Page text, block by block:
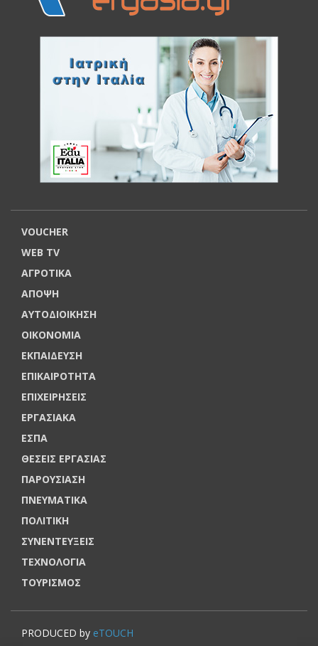
VOUCHER
WEB TV
ΑΓΡΟΤΙΚΑ
ΑΠΟΨΗ
ΑΥΤΟΔΙΟΙΚΗΣΗ
ΟΙΚΟΝΟΜΙΑ
ΕΚΠΑΙΔΕΥΣΗ
ΕΠΙΚΑΙΡΟΤΗΤΑ
ΕΠΙΧΕΙΡΗΣΕΙΣ
ΕΡΓΑΣΙΑΚΑ
ΕΣΠΑ
ΘΕΣΕΙΣ ΕΡΓΑΣΙΑΣ
ΠΑΡΟΥΣΙΑΣΗ
ΠΝΕΥΜΑΤΙΚΑ
ΠΟΛΙΤΙΚΗ
ΣΥΝΕΝΤΕΥΞΕΙΣ
ΤΕΧΝΟΛΟΓΙΑ
ΤΟΥΡΙΣΜΟΣ
PRODUCED by eTOUCH